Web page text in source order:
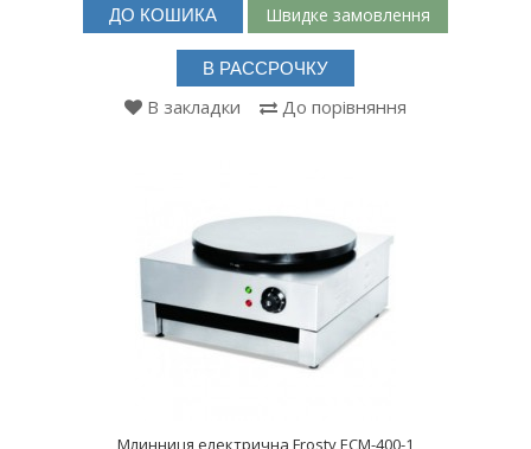
ДО КОШИКА Швидке замовлення
В РАССРОЧКУ
В закладки До порівняння
Млинниця електрична Frosty ECM-400-1